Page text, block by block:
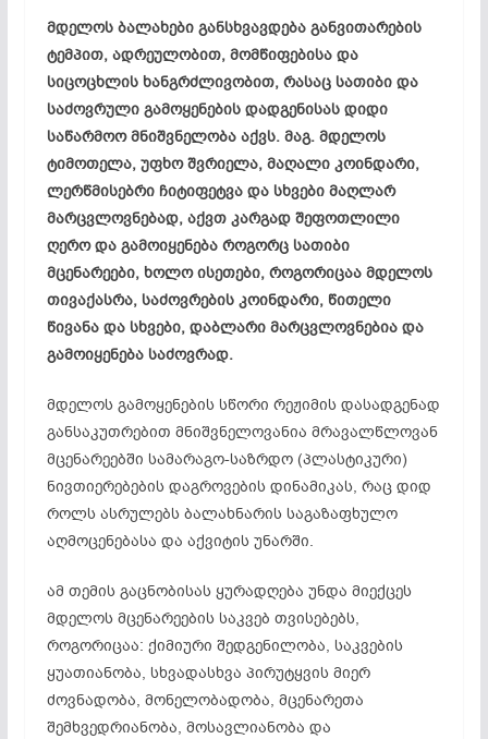
მდელოს ბალახები განსხვავდება განვითარების
ტემპით, ადრეულობით, მომწიფებისა და
სიცოცხლის ხანგრძლივობით, რასაც სათიბი და
საძოვრული გამოყენების დადგენისას დიდი
საწარმოო მნიშვნელობა აქვს. მაგ. მდელოს
ტიმოთელა, უფხო შვრიელა, მაღალი კოინდარი,
ლერწმისებრი ჩიტიფეტვა და სხვები მაღლარ
მარცვლოვნებად, აქვთ კარგად შეფოთლილი
ღერო და გამოიყენება როგორც სათიბი
მცენარეები, ხოლო ისეთები, როგორიცაა მდელოს
თივაქასრა, საძოვრების კოინდარი, წითელი
წივანა და სხვები, დაბლარი მარცვლოვნებია და
გამოიყენება საძოვრად.
მდელოს გამოყენების სწორი რეჟიმის დასადგენად
განსაკუთრებით მნიშვნელოვანია მრავალწლოვან
მცენარეებში სამარაგო-საზრდო (პლასტიკური)
ნივთიერებების დაგროვების დინამიკას, რაც დიდ
როლს ასრულებს ბალახნარის საგაზაფხულო
აღმოცენებასა და აქვიტის უნარში.
ამ თემის გაცნობისას ყურადღება უნდა მიექცეს
მდელოს მცენარეების საკვებ თვისებებს,
როგორიცაა: ქიმიური შედგენილობა, საკვების
ყუათიანობა, სხვადასხვა პირუტყვის მიერ
ძოვნადობა, მონელობადობა, მცენარეთა
შემხვედრიანობა, მოსავლიანობა და